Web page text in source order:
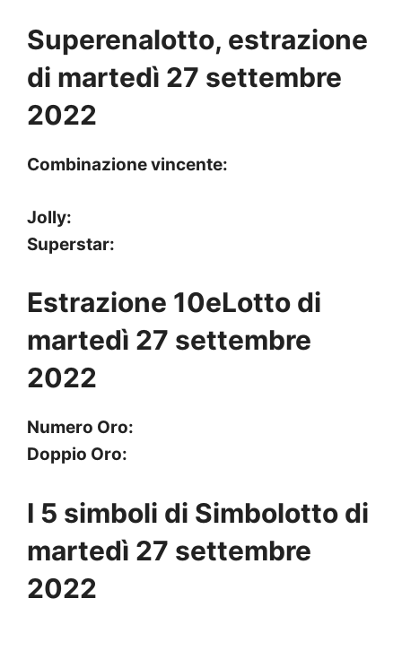
Superenalotto, estrazione
di martedì 27 settembre
2022
Combinazione vincente:
Jolly:
Superstar:
Estrazione 10eLotto di
martedì 27 settembre
2022
Numero Oro:
Doppio Oro:
I 5 simboli di Simbolotto di
martedì 27 settembre
2022